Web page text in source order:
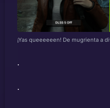
¡Yas queeeeeen! De mugrienta a
.
.